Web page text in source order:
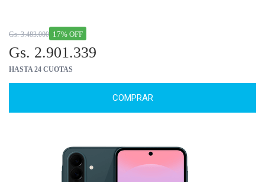
17% OFF
Gs. 3.483.000
Gs. 2.901.339
HASTA 24 CUOTAS
COMPRAR